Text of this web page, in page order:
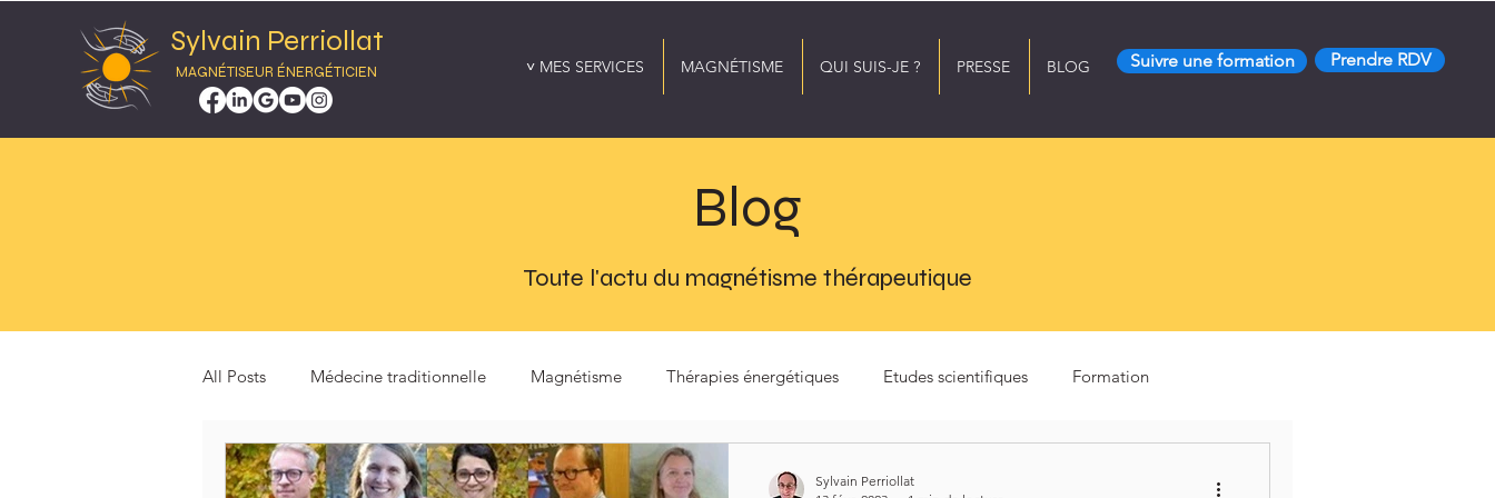
Sylvain Perriollat
MAGNÉTISEUR ÉNERGÉTICIEN ˅ MES SERVICES MAGNÉTISME QUI SUIS-JE ? PRESSE BLOG Suivre une formation Prendre RDV
Blog
Toute l'actu du magnétisme thérapeutique
All Posts Médecine traditionnelle Magnétisme Thérapies énergétiques Etudes scientifiques Formation
Energies subtiles Structure énergétique Ressenti énergétique
Sylvain Perriollat